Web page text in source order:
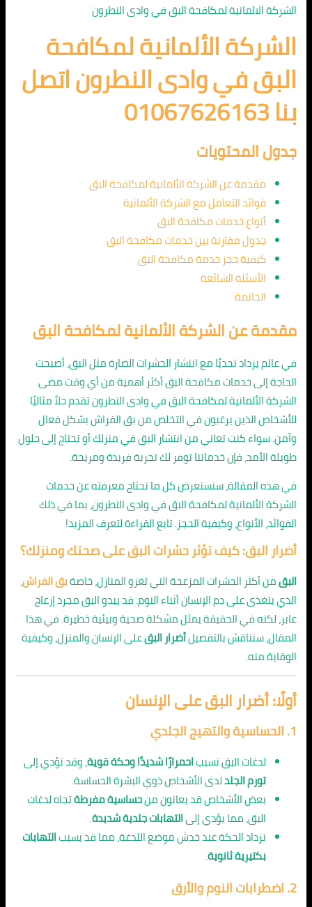
الشركة الالمانية لمكافحة البق في وادى النطرون
الشركة الألمانية لمكافحة
البق في وادى النطرون اتصل
بنا 01067626163
جدول المحتويات
مقدمة عن الشركة الألمانية لمكافحة البق
فوائد التعامل مع الشركة الألمانية
أنواع خدمات مكافحة البق
جدول مقارنة بين خدمات مكافحة البق
كيفية حجز خدمة مكافحة البق
الأسئلة الشائعة
الخاتمة
مقدمة عن الشركة الألمانية لمكافحة البق
في عالم يزداد تحديًا مع انتشار الحشرات الضارة مثل البق، أصبحت
الحاجة إلى خدمات مكافحة البق أكثر أهمية من أي وقت مضى.
الشركة الألمانية لمكافحة البق في وادى النطرون تقدم حلاً مثاليًا
للأشخاص الذين يرغبون في التخلص من بق الفراش بشكل فعال
وآمن. سواء كنت تعاني من انتشار البق في منزلك أو تحتاج إلى حلول
طويلة الأمد، فإن خدماتنا توفر لك تجربة فريدة ومريحة.
في هذه المقالة، سنستعرض كل ما تحتاج معرفته عن خدمات
الشركة الألمانية لمكافحة البق في وادى النطرون، بما في ذلك
الفوائد، الأنواع، وكيفية الحجز. تابع القراءة لتعرف المزيد!
أضرار البق: كيف تؤثر حشرات البق على صحتك ومنزلك؟
البقمن أكثر الحشرات المزعجة التي تغزو المنازل، خاصةبق الفراش،
الذي يتغذى على دم الإنسان أثناء النوم. قد يبدو البق مجرد إزعاج
عابر، لكنه في الحقيقة يمثل مشكلة صحية وبيئية خطيرة. في هذا
المقال، سنناقش بالتفصيلأضرار البقعلى الإنسان والمنزل، وكيفية
الوقاية منه.
أولًا: أضرار البق على الإنسان
1. الحساسية والتهيج الجلدي
لدغات البق تسبباحمرارًا شديدًا وحكة قوية، وقد تؤدي إلى
تورم الجلدلدى الأشخاص ذوي البشرة الحساسة.
بعض الأشخاص قد يعانون منحساسية مفرطةتجاه لدغات
البق، مما يؤدي إلىالتهابات جلدية شديدة.
تزداد الحكة عند خدش موضع اللدغة، مما قد يسببالتهابات
بكتيرية ثانوية.
2. اضطرابات النوم والأرق